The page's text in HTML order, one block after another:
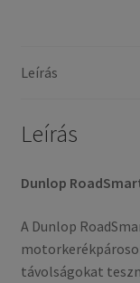
Leírás
Leírás
Dunlop
A Dunlop
távolságokat